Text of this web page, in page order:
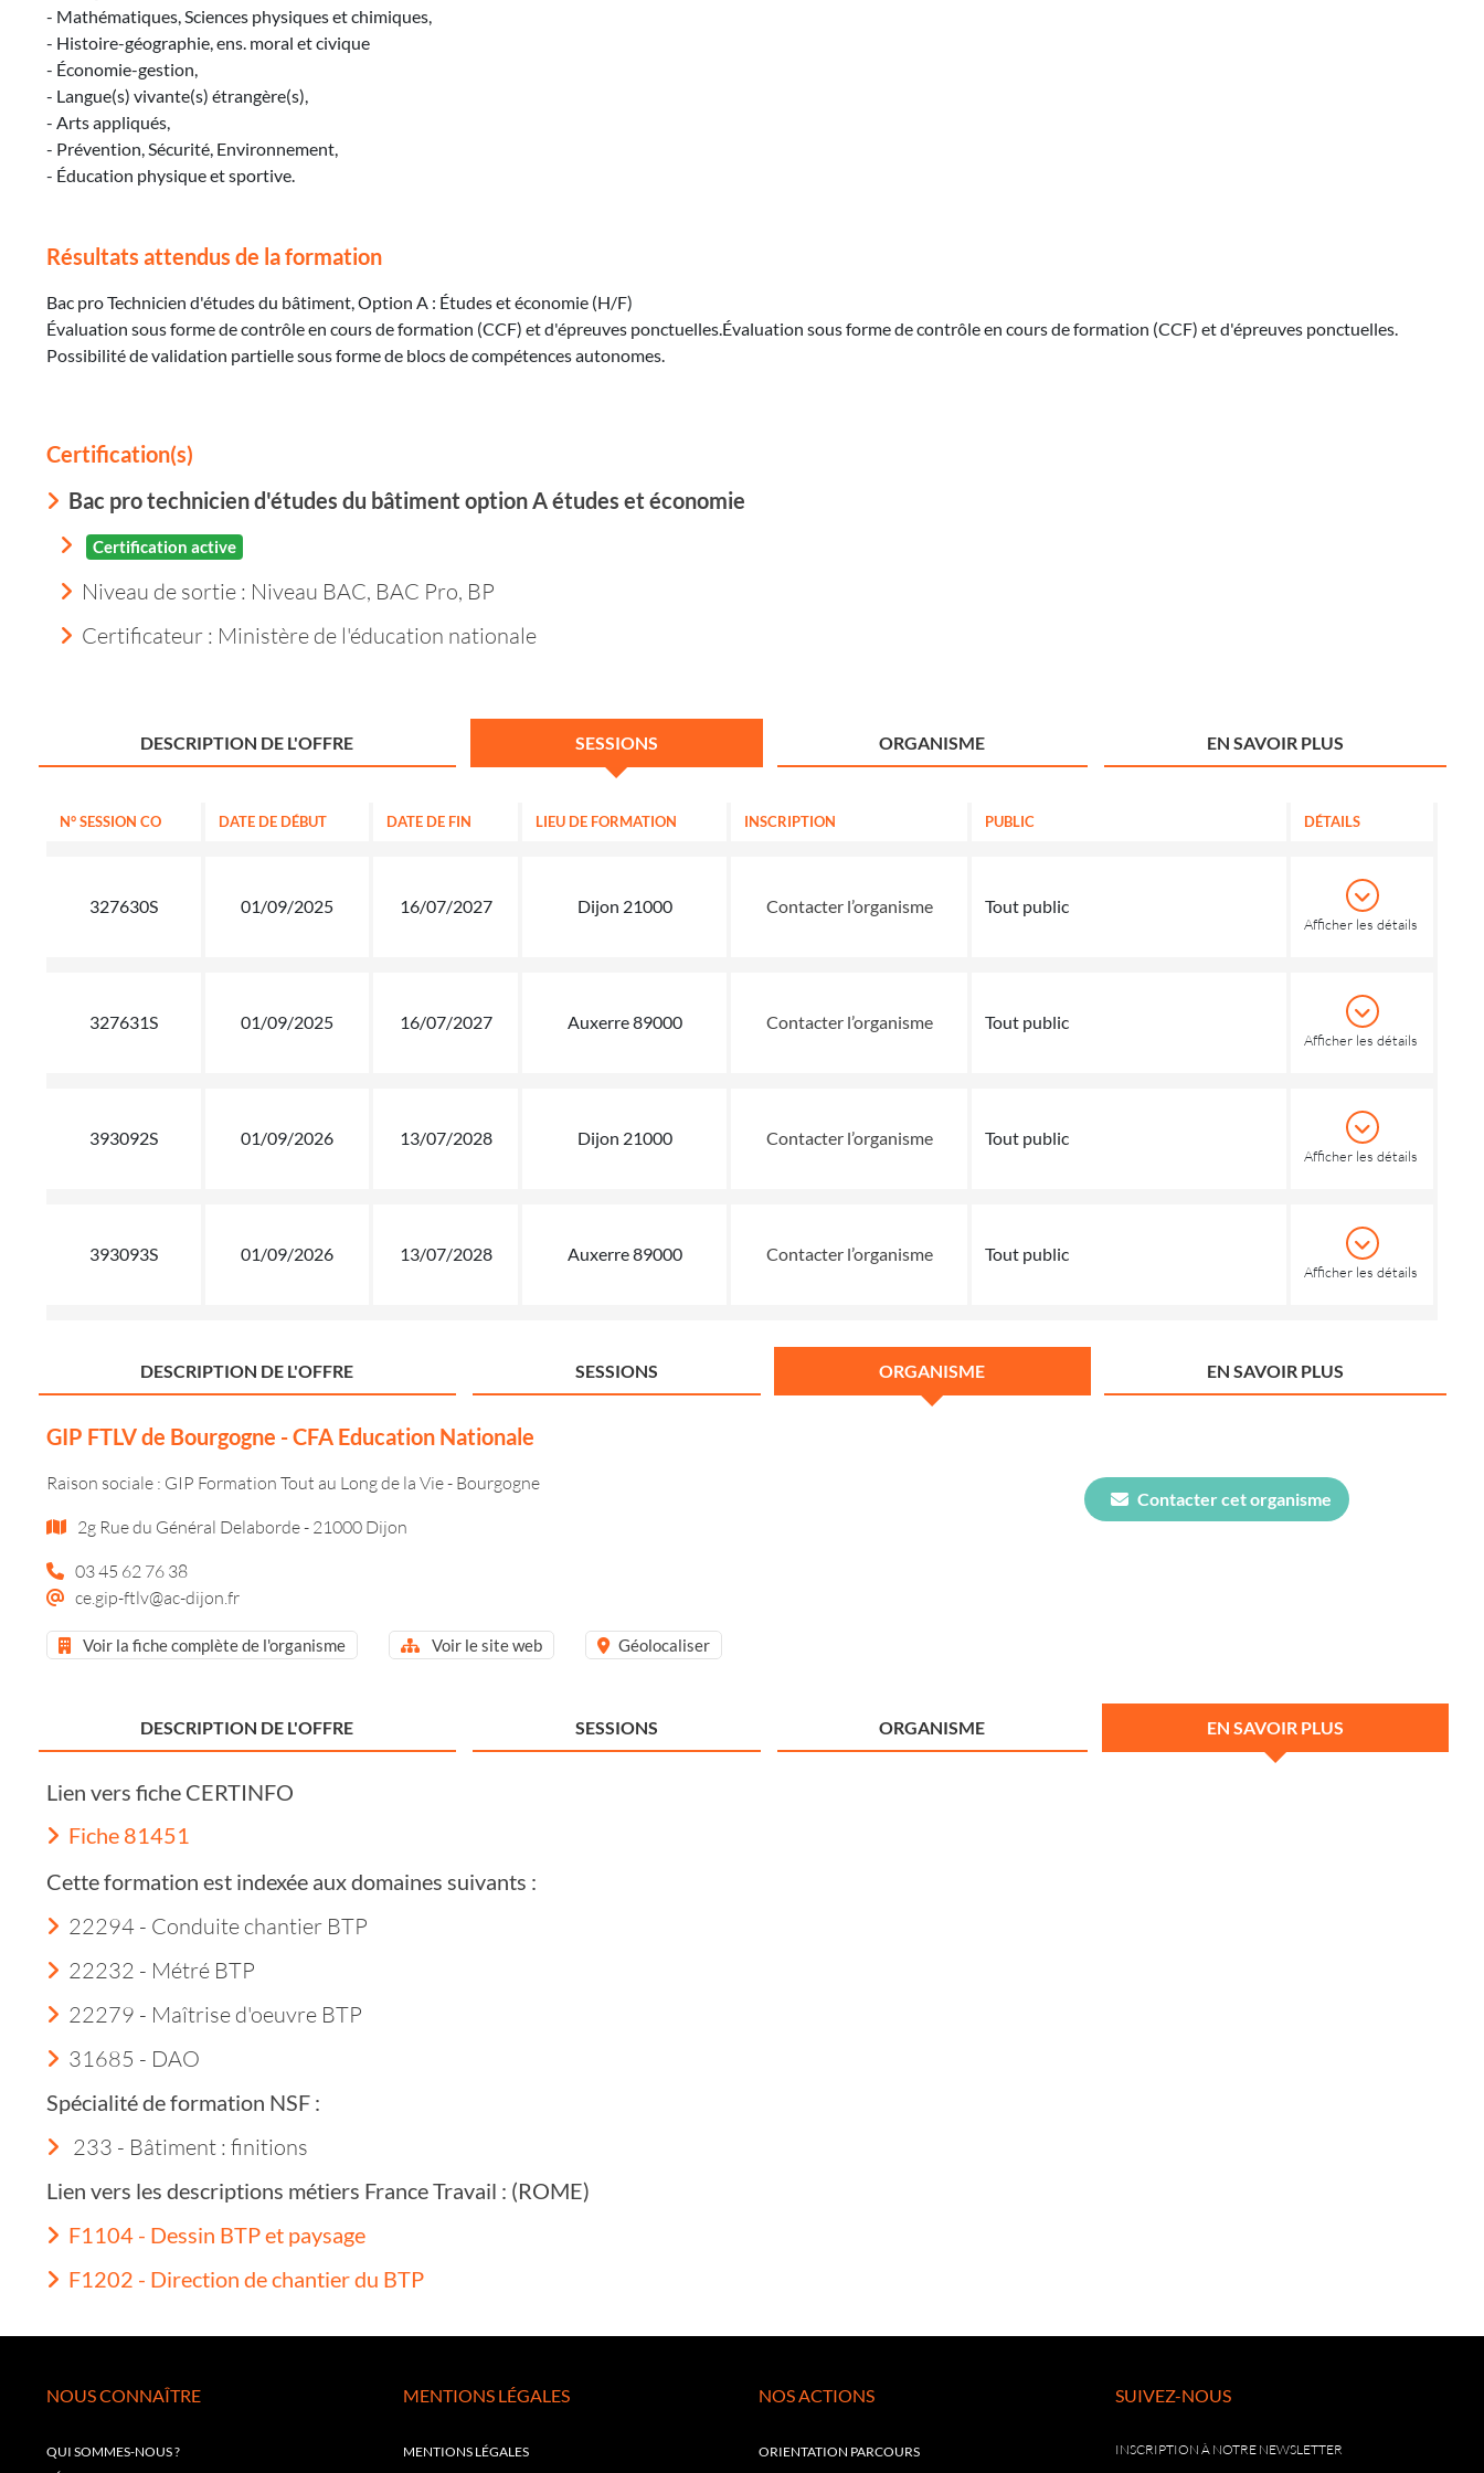
- Mathématiques, Sciences physiques et chimiques,
- Histoire-géographie, ens. moral et civique
- Économie-gestion,
- Langue(s) vivante(s) étrangère(s),
- Arts appliqués,
- Prévention, Sécurité, Environnement,
- Éducation physique et sportive.
Résultats attendus de la formation
Bac pro Technicien d'études du bâtiment, Option A : Études et économie (H/F)
Évaluation sous forme de contrôle en cours de formation (CCF) et d'épreuves ponctuelles.Évaluation sous forme de contrôle en cours de formation (CCF) et d'épreuves ponctuelles.
Possibilité de validation partielle sous forme de blocs de compétences autonomes.
Certification(s)
Bac pro technicien d'études du bâtiment option A études et économie
Certification active
Niveau de sortie : Niveau BAC, BAC Pro, BP
Certificateur : Ministère de l'éducation nationale
DESCRIPTION DE L'OFFRE SESSIONS ORGANISME EN SAVOIR PLUS
N° SESSION CO DATE DE DÉBUT DATE DE FIN LIEU DE FORMATION INSCRIPTION PUBLIC DÉTAILS
327630S 01/09/2025 16/07/2027 Dijon 21000 Contacter l’organisme Tout public
Afficher les détails
327631S 01/09/2025 16/07/2027 Auxerre 89000 Contacter l’organisme Tout public
Afficher les détails
393092S 01/09/2026 13/07/2028 Dijon 21000 Contacter l’organisme Tout public
Afficher les détails
393093S 01/09/2026 13/07/2028 Auxerre 89000 Contacter l’organisme Tout public
Afficher les détails
DESCRIPTION DE L'OFFRE SESSIONS ORGANISME EN SAVOIR PLUS
GIP FTLV de Bourgogne - CFA Education Nationale
Raison sociale : GIP Formation Tout au Long de la Vie - Bourgogne
2g Rue du Général Delaborde - 21000 Dijon
03 45 62 76 38
ce.gip-ftlv@ac-dijon.fr
Voir la fiche complète de l'organisme Voir le site web Géolocaliser
Contacter cet organisme
DESCRIPTION DE L'OFFRE SESSIONS ORGANISME EN SAVOIR PLUS
Lien vers fiche CERTINFO
Fiche 81451
Cette formation est indexée aux domaines suivants :
22294 - Conduite chantier BTP
22232 - Métré BTP
22279 - Maîtrise d'oeuvre BTP
31685 - DAO
Spécialité de formation NSF :
233 - Bâtiment : finitions
Lien vers les descriptions métiers France Travail : (ROME)
F1104 - Dessin BTP et paysage
F1202 - Direction de chantier du BTP
NOUS CONNAÎTRE
QUI SOMMES-NOUS ?
MENTIONS LÉGALES
MENTIONS LÉGALES
NOS ACTIONS
ORIENTATION PARCOURS
SUIVEZ-NOUS
INSCRIPTION À NOTRE NEWSLETTER